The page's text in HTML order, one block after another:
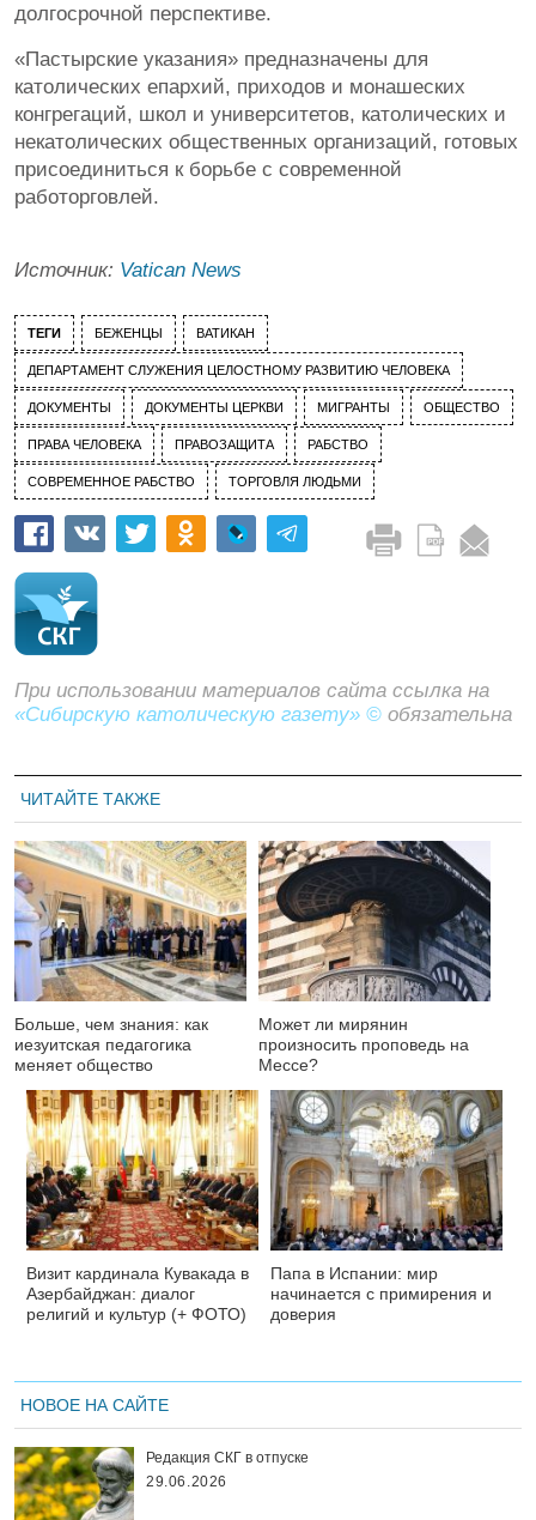
долгосрочной перспективе.
«Пастырские указания» предназначены для
католических епархий, приходов и монашеских
конгрегаций, школ и университетов, католических и
некатолических общественных организаций, готовых
присоединиться к борьбе с современной
работорговлей.
Источник: Vatican News
ТЕГИ БЕЖЕНЦЫ ВАТИКАН
ДЕПАРТАМЕНТ СЛУЖЕНИЯ ЦЕЛОСТНОМУ РАЗВИТИЮ ЧЕЛОВЕКА
ДОКУМЕНТЫ ДОКУМЕНТЫ ЦЕРКВИ МИГРАНТЫ ОБЩЕСТВО
ПРАВА ЧЕЛОВЕКА ПРАВОЗАЩИТА РАБСТВО
СОВРЕМЕННОЕ РАБСТВО ТОРГОВЛЯ ЛЮДЬМИ
При использовании материалов сайта ссылка на
«Сибирскую католическую газету» © обязательна
ЧИТАЙТЕ ТАКЖЕ
Больше, чем знания: как
иезуитская педагогика
меняет общество
Может ли мирянин
произносить проповедь на
Мессе?
Визит кардинала Кувакада в
Азербайджан: диалог
религий и культур (+ ФОТО)
Папа в Испании: мир
начинается с примирения и
доверия
НОВОЕ НА САЙТЕ
Редакция СКГ в отпуске
29.06.2026